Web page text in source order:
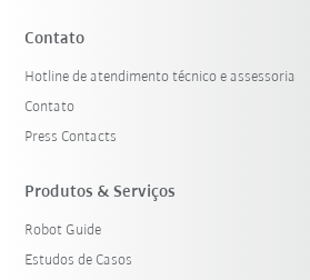
Contato
Hotline de atendimento técnico e assessoria
Contato
Press Contacts
Produtos & Serviços
Robot Guide
Estudos de Casos